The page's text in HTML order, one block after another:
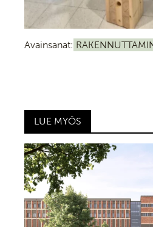
Avainsanat:
LUE MYÖS